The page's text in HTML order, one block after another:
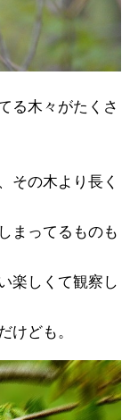
る木々がたくさ
その木より長く
まってるものも
楽しくて観察し
けども。